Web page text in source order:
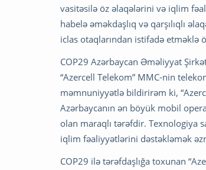
vasitəsilə öz əlaqələrini və iqlim
habelə əməkdaşlıq və qarşılıqlı
iclas otaqlarından istifadə etməklə
COP29 Azərbaycan Əməliyyat
“Azercell Telekom” MMC-nin
məmnuniyyətlə bildirirəm ki,
Azərbaycanın ən böyük mobil
olan maraqlı tərəfdir. Texnologiya
iqlim fəaliyyətlərini dəstəkləmək
COP29 ilə tərəfdaşlığa toxunan